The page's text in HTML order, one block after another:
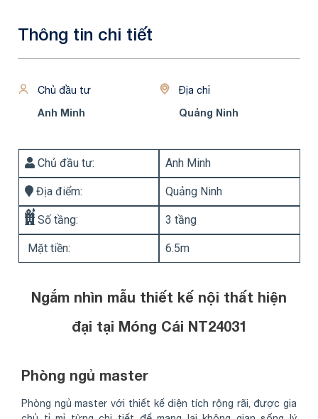
Thông tin chi tiết
Chủ đầu tư
Anh Minh
Địa chỉ
Quảng Ninh
Chủ đầu tư: Anh Minh
Địa điểm: Quảng Ninh
Số tầng: 3 tầng
Mặt tiền: 6.5m
Ngắm nhìn mẫu thiết kế nội thất hiện
đại tại Móng Cái NT24031
Phòng ngủ master
Phòng ngủ master với thiết kế diện tích rộng rãi, được gia